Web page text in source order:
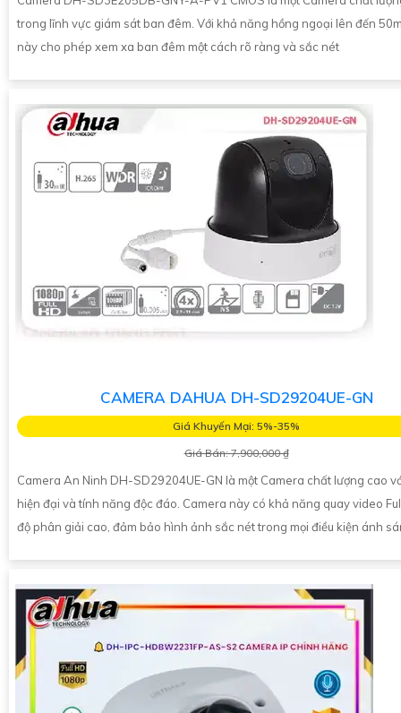
trong lĩnh vực giám sát ban đêm. Với khả năng hồng ngoại lên đến
này cho phép xem xa ban đêm một cách rõ ràng và sắc nét
CAMERA DAHUA DH-SD29204UE-GN
Giá Khuyến Mại: 5%-35%
Giá Bán: 7,900,000 ₫
Camera An Ninh DH-SD29204UE-GN là một Camera chất lượng cao
hiện đại và tính năng độc đáo. Camera này có khả năng quay video
độ phân giải cao, đảm bảo hình ảnh sắc nét trong mọi điều kiện ánh